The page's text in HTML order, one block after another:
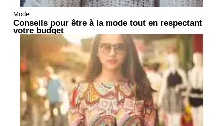
Mode
Conseils pour être à la mode tout en respectant
votre budget